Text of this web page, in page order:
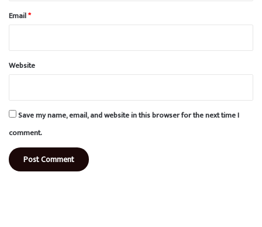
Email*
Website
Save my name, email, and website in this browser for the next time I
comment.